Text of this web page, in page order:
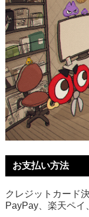
お支払い方法
クレジットカード
PayPay、楽天ペイ